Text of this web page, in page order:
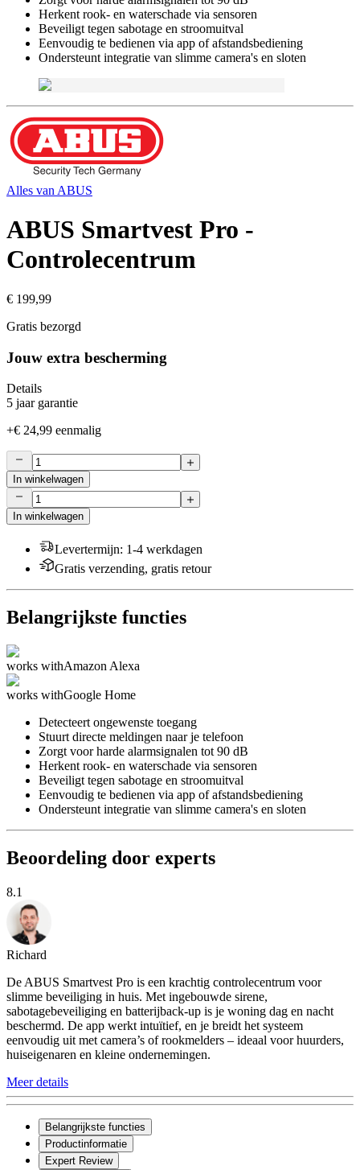
Herkent rook- en waterschade via sensoren
Beveiligt tegen sabotage en stroomuitval
Eenvoudig te bedienen via app of afstandsbediening
Ondersteunt integratie van slimme camera's en sloten
Alles van ABUS
ABUS Smartvest Pro -
Controlecentrum
€ 199,99
Gratis bezorgd
Jouw extra bescherming
Details
5 jaar garantie
+€ 24,99 eenmalig
In winkelwagen
In winkelwagen
Levertermijn: 1-4 werkdagen
Gratis verzending, gratis retour
Belangrijkste functies
works withAmazon Alexa
works withGoogle Home
Detecteert ongewenste toegang
Stuurt directe meldingen naar je telefoon
Zorgt voor harde alarmsignalen tot 90 dB
Herkent rook- en waterschade via sensoren
Beveiligt tegen sabotage en stroomuitval
Eenvoudig te bedienen via app of afstandsbediening
Ondersteunt integratie van slimme camera's en sloten
Beoordeling door experts
8.1
Richard
De ABUS Smartvest Pro is een krachtig controlecentrum voor
slimme beveiliging in huis. Met ingebouwde sirene,
sabotagebeveiliging en batterijback-up is je woning dag en nacht
beschermd. De app werkt intuïtief, en je breidt het systeem
eenvoudig uit met camera’s of rookmelders – ideaal voor huurders,
huiseigenaren en kleine ondernemingen.
Meer details
Belangrijkste functies
Productinformatie
Expert Review